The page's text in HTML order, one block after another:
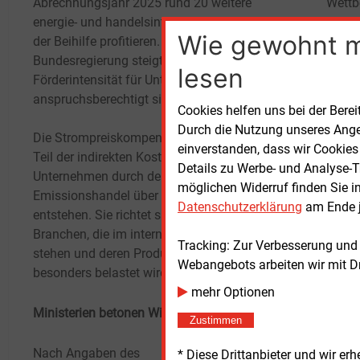
Wie gewohnt
lesen
Cookies helfen uns bei der
Durch die Nutzung unseres
einverstanden, dass wir
Details zu Werbe- und
möglichen Widerruf finden Sie
Datenschutzerklärung am Ende
Tracking: Zur Verbesserung
Webangebots arbeiten wir mit
mehr Optionen
Zustimmen
* Diese Drittanbieter und wir
energie- und handelsintensive Branchen von
der Beihilfe profitieren. Nach Angaben der
Bundesregierung steigt zudem die
Förderintensität für Unternehmen, die bereits
anspruchsberechtigt sind.
Die Strompreiskompensation gleicht einen
Teil der indirekten Kosten aus, die
Unternehmen durch den europäischen
Emissionshandel über den Strompreis
entstehen. Sie richtet sich an energieintensive
Branchen, die im internationalen Wettbewerb
stehen und deren Produktion dadurch
besonders belastet wird.
Ministerien betonen Wirtschaftsunterstützung
Nach Angaben des
zur
Mit
der
sich